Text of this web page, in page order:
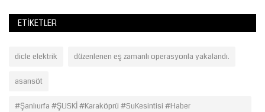
ETIKETLER
dicle elektrik düzenlenen eş zamanlı operasyonla yakalandı.
asansöt
#Şanlıurfa #ŞUSKİ #Karaköprü #SuKesintisi #Haber